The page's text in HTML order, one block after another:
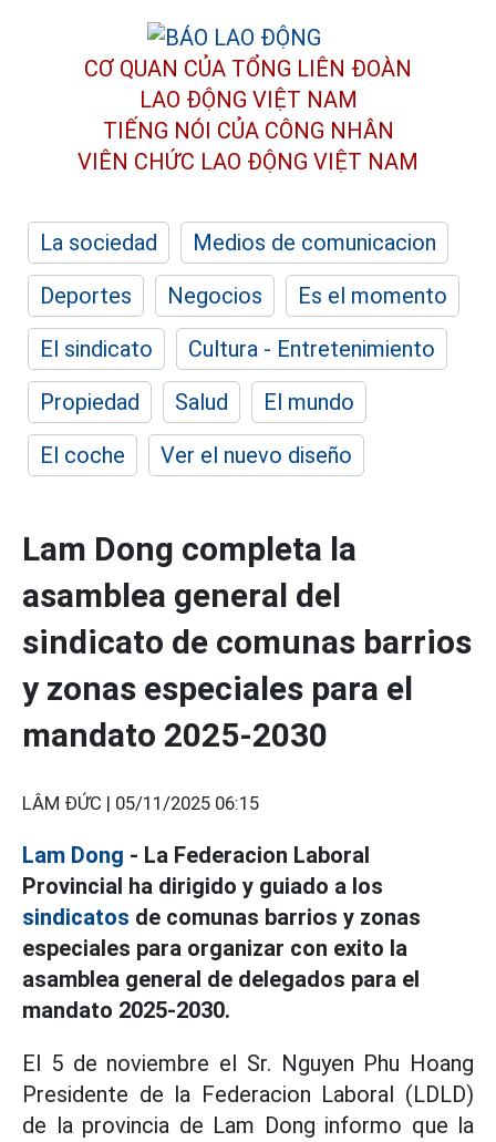
CƠ QUAN CỦA TỔNG LIÊN ĐOÀN
LAO ĐỘNG VIỆT NAM
TIẾNG NÓI CỦA CÔNG NHÂN
VIÊN CHỨC LAO ĐỘNG VIỆT NAM
La sociedad
Medios de comunicacion
Deportes
Negocios
Es el momento
El sindicato
Cultura - Entretenimiento
Propiedad
Salud
El mundo
El coche
Ver el nuevo diseño
Lam Dong completa la
asamblea general del
sindicato de comunas barrios
y zonas especiales para el
mandato 2025-2030
LÂM ĐỨC | 05/11/2025 06:15
Lam Dong - La Federacion Laboral
Provincial ha dirigido y guiado a los
sindicatos de comunas barrios y zonas
especiales para organizar con exito la
asamblea general de delegados para el
mandato 2025-2030.
El 5 de noviembre el Sr. Nguyen Phu Hoang
Presidente de la Federacion Laboral (LDLD)
de la provincia de Lam Dong informo que la